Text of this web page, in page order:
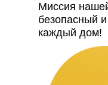
Миссия
безопасный
каждый дом!